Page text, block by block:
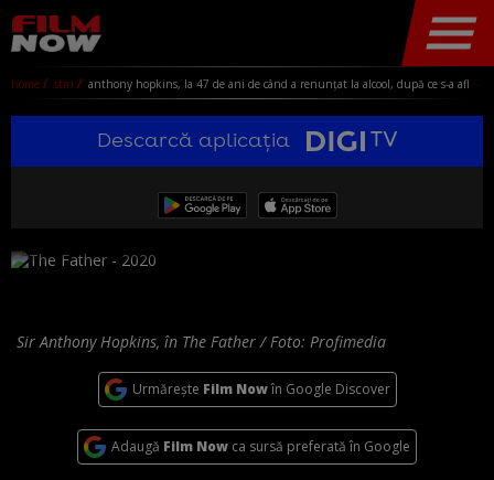
home stiri anthony hopkins, la 47 de ani de când a renunțat la alcool, după ce s-a aflat într-o „situație disperată”: fii bun cu tine. vă iubesc pe toți
Descarcă aplicația
Sir Anthony Hopkins, în The Father / Foto: Profimedia
Urmărește Film Nowîn Google Discover
Adaugă Film Now ca sursă preferată în Google